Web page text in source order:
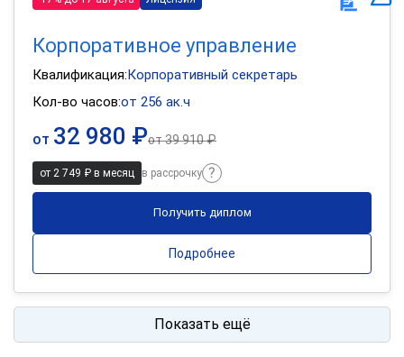
Корпоративное управление
Квалификация:Корпоративный секретарь
Кол-во часов:от 256 ак.ч
от 32 980 ₽от39 910 ₽
от 2 749 ₽ в месяц в рассрочку
Получить диплом
Подробнее
Показать ещё